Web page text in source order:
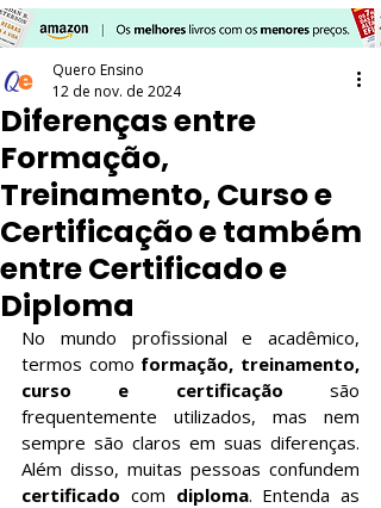
Diferenças entre
Formação,
Treinamento, Curso e
Certificação e também
entre Certificado e
Diploma
Quero Ensino
12 de nov. de 2024
No mundo profissional e acadêmico,
termos como formação, treinamento,
curso e certificação são
frequentemente utilizados, mas nem
sempre são claros em suas diferenças.
certificado com diploma. Entenda as